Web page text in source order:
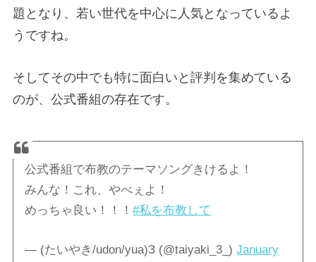
題となり、若い世代を中心に人気となっているよ
うですね。
そしてその中でも特に面白いと評判を集めている
のが、公式番組の存在です。
公式番組で布教のテーマソングきけるよ！
みんな！これ、やべぇよ！
めっちゃ良い！！！#私を布教して
— (たいやき/udon/yua)З (@taiyaki_3_)January